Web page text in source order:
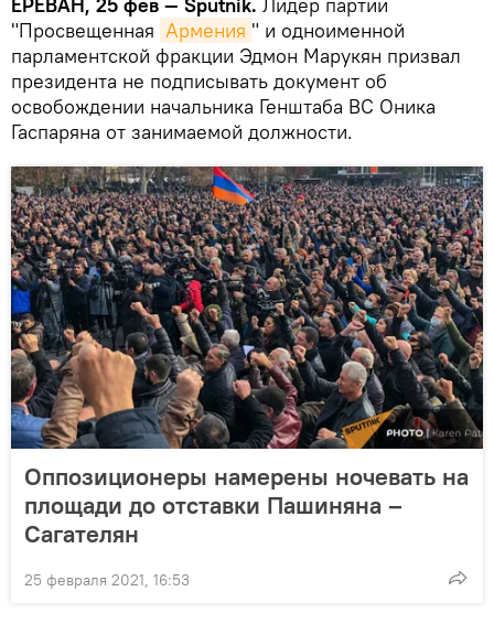
"Просвещенная Армения " и одноименной
парламентской фракции Эдмон Марукян призвал
президента не подписывать документ об
освобождении начальника Генштаба ВС Оника
Гаспаряна от занимаемой должности.
Оппозиционеры намерены ночевать на
площади до отставки Пашиняна –
Сагателян
25 февраля 2021, 16:53